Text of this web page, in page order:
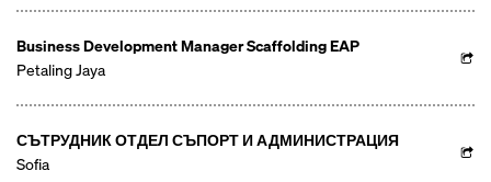
Business Development Manager Scaffolding EAP
Petaling Jaya
СЪТРУДНИК ОТДЕЛ СЪПОРТ И АДМИНИСТРАЦИЯ
Sofia